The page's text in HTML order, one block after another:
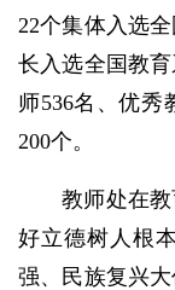
22个集体入选
长入选全国教
师536名、优秀
200个。
教师处在
好立德树人根
强、民族复兴